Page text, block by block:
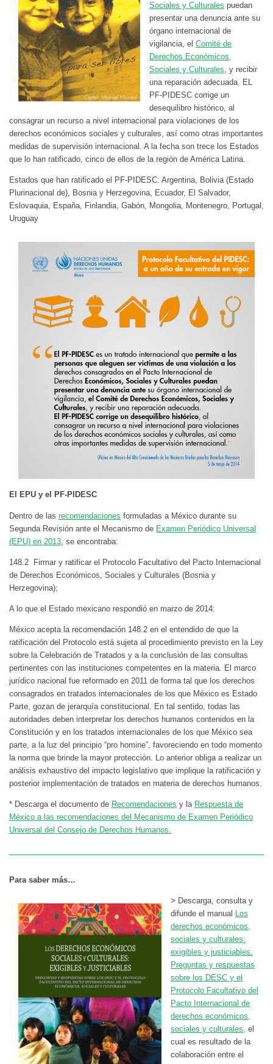
Sociales y Culturales puedan
presentar una denuncia ante su
órgano internacional de
vigilancia, el Comité de
Derechos Económicos,
Sociales y Culturales, y recibir
una reparación adecuada. EL
PF-PIDESC corrige un
desequilibro histórico, al
consagrar un recurso a nivel internacional para violaciones de los
derechos económicos sociales y culturales, así como otras importantes
medidas de supervisión internacional. A la fecha son trece los Estados
que lo han ratificado, cinco de ellos de la región de América Latina.
Estados que han ratificado el PF-PIDESC: Argentina, Bolivia (Estado
Plurinacional de), Bosnia y Herzegovina, Ecuador, El Salvador,
Eslovaquia, España, Finlandia, Gabón, Mongolia, Montenegro, Portugal,
Uruguay
El EPU y el PF-PIDESC
Dentro de las recomendaciones formuladas a México durante su
Segunda Revisión ante el Mecanismo de Examen Periódico Universal
(EPU) en 2013 , se encontraba:
148.2 Firmar y ratificar el Protocolo Facultativo del Pacto Internacional
de Derechos Económicos, Sociales y Culturales (Bosnia y
Herzegovina);
A lo que el Estado mexicano respondió en marzo de 2014:
México acepta la recomendación 148.2 en el entendido de que la
ratificación del Protocolo está sujeta al procedimiento previsto en la Ley
sobre la Celebración de Tratados y a la conclusión de las consultas
pertinentes con las instituciones competentes en la materia. El marco
jurídico nacional fue reformado en 2011 de forma tal que los derechos
consagrados en tratados internacionales de los que México es Estado
Parte, gozan de jerarquía constitucional. En tal sentido, todas las
autoridades deben interpretar los derechos humanos contenidos en la
Constitución y en los tratados internacionales de los que México sea
parte, a la luz del principio “pro homine”, favoreciendo en todo momento
la norma que brinde la mayor protección. Lo anterior obliga a realizar un
análisis exhaustivo del impacto legislativo que implique la ratificación y
posterior implementación de tratados en materia de derechos humanos.
* Descarga el documento de Recomendaciones y la Respuesta de
México a las recomendaciones del Mecanismo de Examen Periódico
Universal del Consejo de Derechos Humanos.
Para saber más…
> Descarga, consulta y
difunde el manual Los
derechos económicos,
sociales y culturales:
exigibles y justiciables.
Preguntas y respuestas
sobre los DESC y el
Protocolo Facultativo del
Pacto Internacional de
derechos económicos,
sociales y culturales, el
cual es resultado de la
colaboración entre el